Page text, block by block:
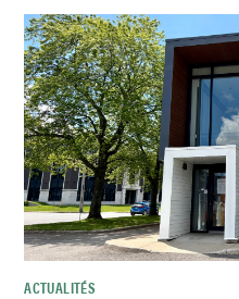
ACTUALITÉS